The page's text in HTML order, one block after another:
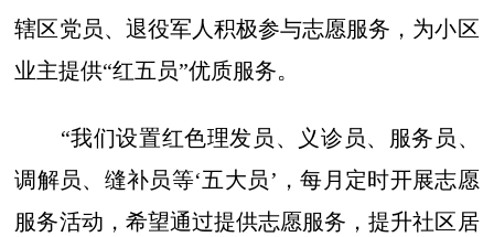
辖区党员、退役军人积极参与志愿服务，为小区
业主提供“红五员”优质服务。
“我们设置红色理发员、义诊员、服务员、
调解员、缝补员等‘五大员’，每月定时开展志愿
服务活动，希望通过提供志愿服务，提升社区居